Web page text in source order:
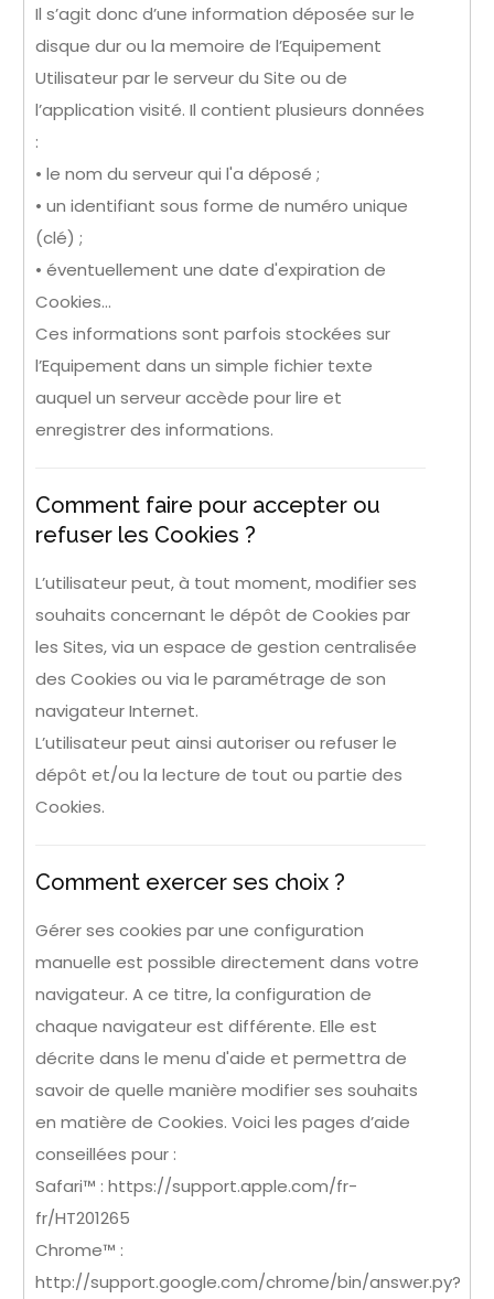
Il s’agit donc d’une information déposée sur le
disque dur ou la memoire de l’Equipement
Utilisateur par le serveur du Site ou de
l’application visité. Il contient plusieurs données
:
• le nom du serveur qui l'a déposé ;
• un identifiant sous forme de numéro unique
(clé) ;
• éventuellement une date d'expiration de
Cookies…
Ces informations sont parfois stockées sur
l’Equipement dans un simple fichier texte
auquel un serveur accède pour lire et
enregistrer des informations.
Comment faire pour accepter ou
refuser les Cookies ?
L’utilisateur peut, à tout moment, modifier ses
souhaits concernant le dépôt de Cookies par
les Sites, via un espace de gestion centralisée
des Cookies ou via le paramétrage de son
navigateur Internet.
L’utilisateur peut ainsi autoriser ou refuser le
dépôt et/ou la lecture de tout ou partie des
Cookies.
Comment exercer ses choix ?
Gérer ses cookies par une configuration
manuelle est possible directement dans votre
navigateur. A ce titre, la configuration de
chaque navigateur est différente. Elle est
décrite dans le menu d'aide et permettra de
savoir de quelle manière modifier ses souhaits
en matière de Cookies. Voici les pages d’aide
conseillées pour :
Safari™ : https://support.apple.com/fr-
fr/HT201265
Chrome™ :
http://support.google.com/chrome/bin/answer.py?